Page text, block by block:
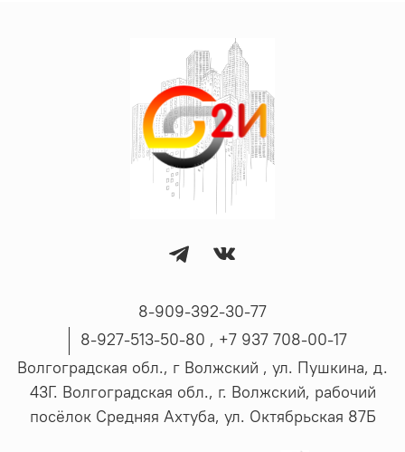
8-909-392-30-77
8-927-513-50-80 , ‪+7 937 708-00-17
Волгоградская обл., г Волжский , ул. Пушкина, д.
43Г. Волгоградская обл., г. Волжский, рабочий
посёлок Средняя Ахтуба, ул. Октябрьская 87Б